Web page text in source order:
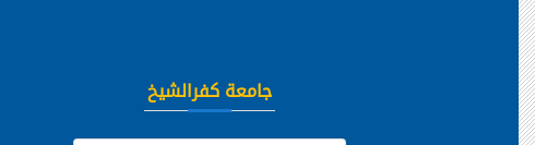
جامعة كفرالشيخ